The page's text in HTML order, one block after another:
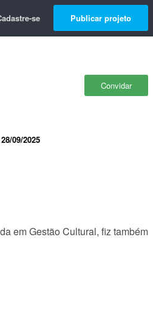
se Publicar projeto
Convidar
28/09/2025
em Gestão Cultural, fiz também